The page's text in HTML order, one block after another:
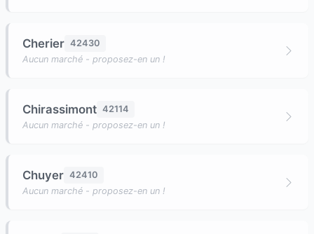
Cherier 42430
Aucun marché - proposez-en un !
Chirassimont 42114
Aucun marché - proposez-en un !
Chuyer 42410
Aucun marché - proposez-en un !